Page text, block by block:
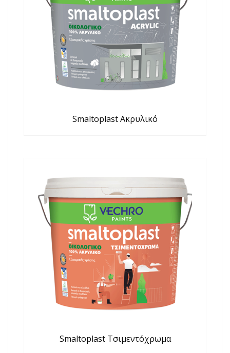
Smaltoplast Ακρυλικό
Smaltoplast Τσιμεντόχρωμα